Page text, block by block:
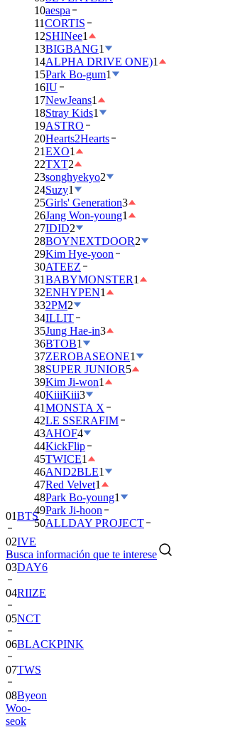
10aespa
11CORTIS
12SHINee1
13BIGBANG1
14ALPHA DRIVE ONE)1
15Park Bo-gum1
16IU
17NewJeans1
18Stray Kids1
19ASTRO
20Hearts2Hearts
21EXO1
22TXT2
23songhyekyo2
24Suzy1
25Girls' Generation3
26Jang Won-young1
27IDID2
28BOYNEXTDOOR2
29Kim Hye-yoon
30ATEEZ
31BABYMONSTER1
32ENHYPEN1
332PM2
34ILLIT
35Jung Hae-in3
36BTOB1
37ZEROBASEONE1
38SUPER JUNIOR5
39Kim Ji-won1
40KiiiKiii3
41MONSTA X
42LE SSERAFIM
43AHOF4
44KickFlip
45TWICE1
46AND2BLE1
47Red Velvet1
48Park Bo-young1
49Park Ji-hoon
50ALLDAY PROJECT
Busca información que te interese
01BTS
02IVE
03DAY6
04RIIZE
05NCT
06BLACKPINK
07TWS
08Byeon
Woo-
seok